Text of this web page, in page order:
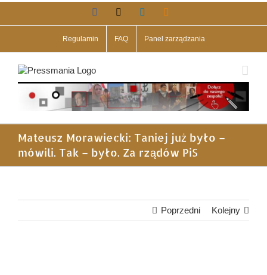
Facebook LinkedIn
Regulamin FAQ Panel zarządzania
Mateusz Morawiecki: Taniej już było –
mówili. Tak – było. Za rządów PiS
Poprzedni Kolejny